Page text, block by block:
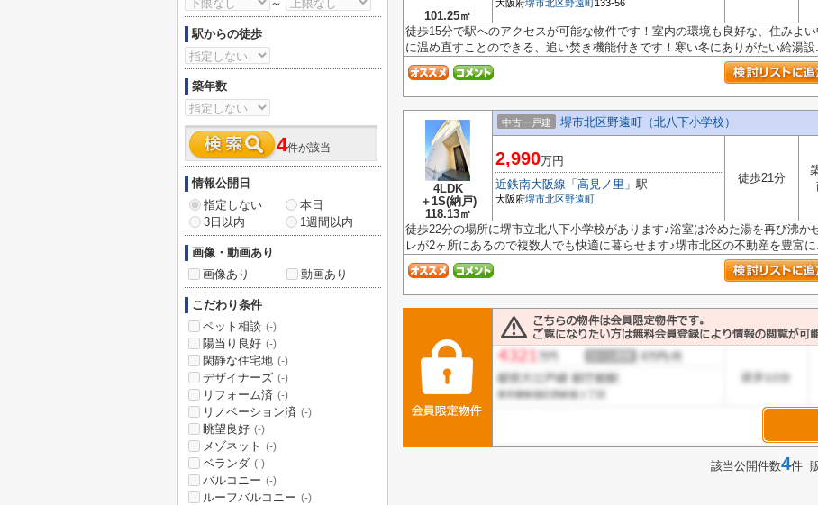
101.25㎡
大阪府堺市北区野遠町133-56
徒歩15分で駅へのアクセスが可能な物件です！室内の環境も良好な、住みよ
に温め直すことのできる、追い焚き機能付きです！寒い冬にありがたい給湯設
4LDK
＋1S(納戸)
118.13㎡
中古一戸建 堺市北区野遠町（北八下小学校）
2,990万円
近鉄南大阪線 「 高見ノ里 」駅
大阪府堺市北区野遠町
徒歩21分
徒歩22分の場所に堺市立北八下小学校があります♪浴室は冷めた湯を再び沸か
レが2ヶ所にあるので複数人でも快適に暮らせます♪堺市北区の不動産を豊富
該当公開件数4件
～
駅からの徒歩
築年数
4件が該当
情報公開日
指定しない
本日
3日以内
1週間以内
画像・動画あり
画像あり
動画あり
こだわり条件
ペット相談 (-)
陽当り良好 (-)
閑静な住宅地 (-)
デザイナーズ (-)
リフォーム済 (-)
リノベーション済 (-)
眺望良好 (-)
メゾネット (-)
ベランダ (-)
バルコニー (-)
ルーフバルコニー (-)